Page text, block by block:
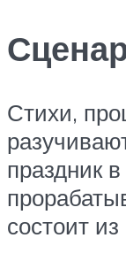
Стихи,
праздник
состоит